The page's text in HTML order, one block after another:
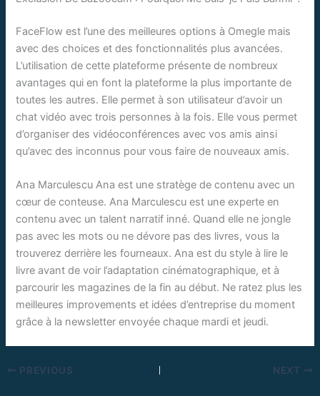
FaceFlow est l’une des meilleures options à Omegle mais
avec des choices et des fonctionnalités plus avancées.
L’utilisation de cette plateforme présente de nombreux
avantages qui en font la plateforme la plus importante de
toutes les autres. Elle permet à son utilisateur d’avoir un
chat vidéo avec trois personnes à la fois. Elle vous permet
d’organiser des vidéoconférences avec vos amis ainsi
qu’avec des inconnus pour vous faire de nouveaux amis.
Ana Marculescu Ana est une stratège de contenu avec un
cœur de conteuse. Ana Marculescu est une experte en
contenu avec un talent narratif inné. Quand elle ne jongle
pas avec les mots ou ne dévore pas des livres, vous la
trouverez derrière les fourneaux. Ana est du style à lire le
livre avant de voir l’adaptation cinématographique, et à
parcourir les magazines de la fin au début. Ne ratez plus les
meilleures improvements et idées d’entreprise du moment
grâce à la newsletter envoyée chaque mardi et jeudi.
PREVIOUS NEXT